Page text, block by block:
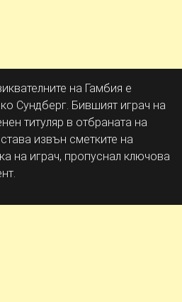
на Гамбия е
Сундберг. Бившият играч на
титуляр в отбраната на
извън сметките на
на играч, пропуснал ключова